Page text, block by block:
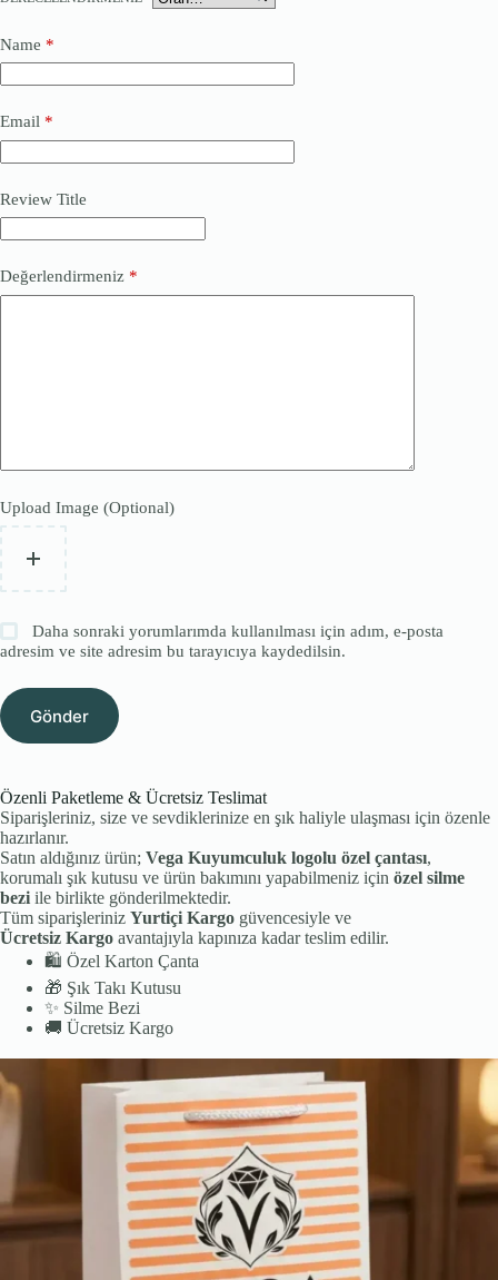
Name *
Email *
Review Title
Değerlendirmeniz *
Upload Image (Optional)
Daha sonraki yorumlarımda kullanılması için adım, e-posta
adresim ve site adresim bu tarayıcıya kaydedilsin.
Gönder
Özenli Paketleme & Ücretsiz Teslimat
Siparişleriniz, size ve sevdiklerinize en şık haliyle ulaşması için özenle
hazırlanır.
Satın aldığınız ürün; Vega Kuyumculuk logolu özel çantası,
korumalı şık kutusu ve ürün bakımını yapabilmeniz için özel silme
bezi ile birlikte gönderilmektedir.
Tüm siparişleriniz Yurtiçi Kargo güvencesiyle ve
Ücretsiz Kargo avantajıyla kapınıza kadar teslim edilir.
🛍️ Özel Karton Çanta
🎁 Şık Takı Kutusu
✨ Silme Bezi
🚚 Ücretsiz Kargo